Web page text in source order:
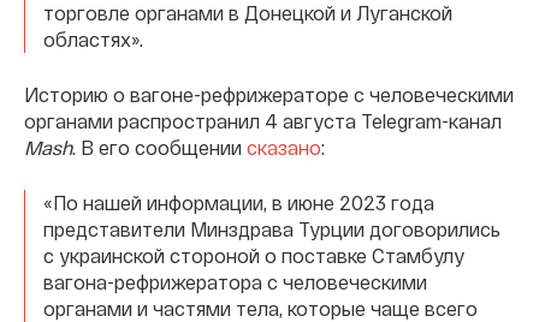
торговле органами в Донецкой и Луганской
областях».
Историю о вагоне-рефрижераторе с человеческими
органами распространил 4 августа Telegram-канал
Mash. В его сообщении сказано:
«По нашей информации, в июне 2023 года
представители Минздрава Турции договорились
с украинской стороной о поставке Стамбулу
вагона-рефрижератора с человеческими
органами и частями тела, которые чаще всего